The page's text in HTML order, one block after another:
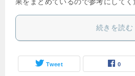
続きを読む
Tweet 0